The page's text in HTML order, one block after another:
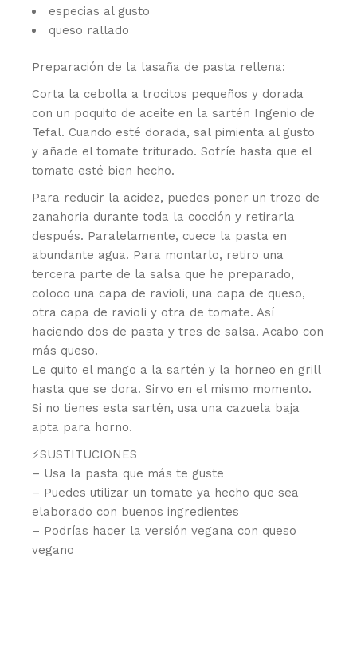
especias al gusto
queso rallado
Preparación de la lasaña de pasta rellena:
Corta la cebolla a trocitos pequeños y dorada
con un poquito de aceite en la sartén Ingenio de
Tefal. Cuando esté dorada, sal pimienta al gusto
y añade el tomate triturado. Sofríe hasta que el
tomate esté bien hecho.
Para reducir la acidez, puedes poner un trozo de
zanahoria durante toda la cocción y retirarla
después. Paralelamente, cuece la pasta en
abundante agua. Para montarlo, retiro una
tercera parte de la salsa que he preparado,
coloco una capa de ravioli, una capa de queso,
otra capa de ravioli y otra de tomate. Así
haciendo dos de pasta y tres de salsa. Acabo con
más queso.
Le quito el mango a la sartén y la horneo en grill
hasta que se dora. Sirvo en el mismo momento.
Si no tienes esta sartén, usa una cazuela baja
apta para horno.
⚡️SUSTITUCIONES
– Usa la pasta que más te guste
– Puedes utilizar un tomate ya hecho que sea
elaborado con buenos ingredientes
– Podrías hacer la versión vegana con queso
vegano